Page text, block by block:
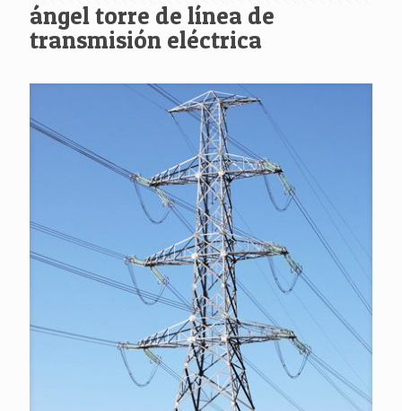
ángel torre de línea de
transmisión eléctrica